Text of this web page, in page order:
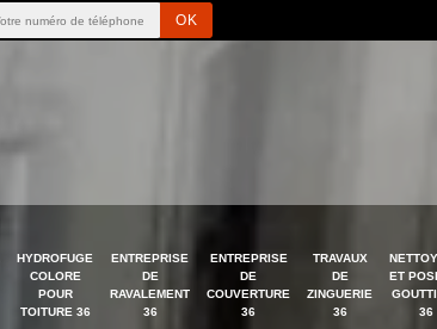
HYDROFUGE
COLORE
POUR
TOITURE 36
ENTREPRISE
DE
RAVALEMENT
36
ENTREPRISE
DE
COUVERTURE
36
TRAVAUX
DE
ZINGUERIE
36
ET
36